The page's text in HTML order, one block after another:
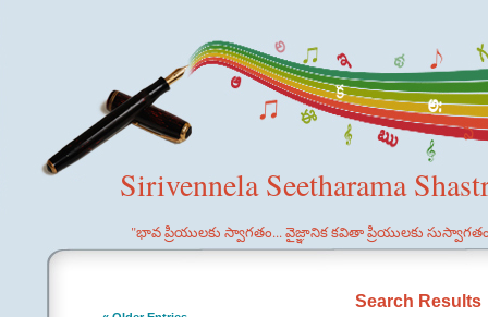
Sirivennela Seetharama
"భావ ప్రియులకు స్వాగతం... వైజ్ఞానిక కవితా ప్రియులకు
Search Results